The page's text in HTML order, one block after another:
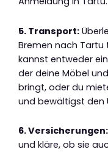
5. Transport:
Bremen nach
kannst entweder
der deine Möbel
bringt, oder du
und bewältigst den
6. Versicherungen:
und kläre, ob sie